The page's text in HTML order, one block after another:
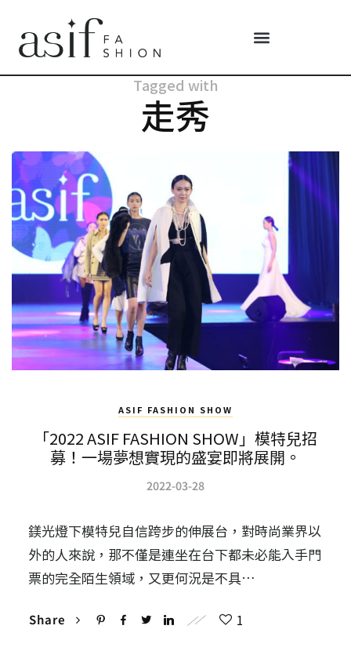
Tagged with
走秀
ASIF FASHION SHOW
「2022 ASIF FASHION SHOW」模特兒招
募！一場夢想實現的盛宴即將展開。
2022-03-28
鎂光燈下模特兒自信跨步的伸展台，對時尚業界以
外的人來說，那不僅是連坐在台下都未必能入手門
票的完全陌生領域，又更何況是不具…
Share 1